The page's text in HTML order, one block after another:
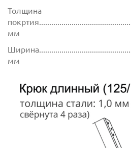
Толщина
мм
мм